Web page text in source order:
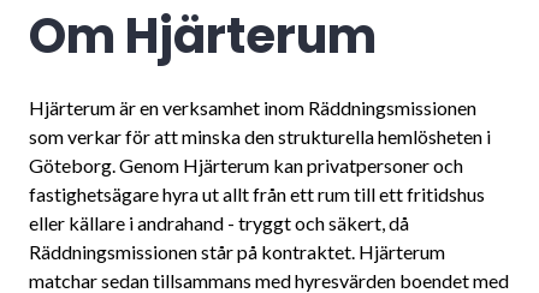
Om Hjärterum
Hjärterum är en verksamhet inom Räddningsmissionen
som verkar för att minska den strukturella hemlösheten i
Göteborg. Genom Hjärterum kan privatpersoner och
fastighetsägare hyra ut allt från ett rum till ett fritidshus
eller källare i andrahand - tryggt och säkert, då
Räddningsmissionen står på kontraktet. Hjärterum
matchar sedan tillsammans med hyresvärden boendet med